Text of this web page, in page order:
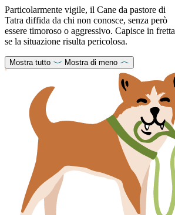
Particolarmente vigile, il Cane da pastore di
Tatra diffida da chi non conosce, senza però
essere timoroso o aggressivo. Capisce in fretta
se la situazione risulta pericolosa.
Mostra tutto Mostra di meno